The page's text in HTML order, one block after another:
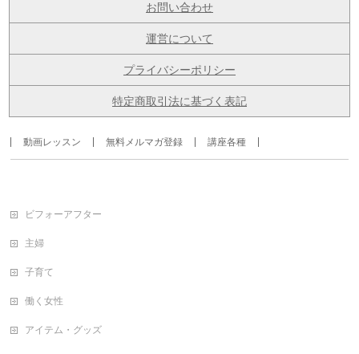
お問い合わせ
運営について
プライバシーポリシー
特定商取引法に基づく表記
動画レッスン 無料メルマガ登録 講座各種
ビフォーアフター
主婦
子育て
働く女性
アイテム・グッズ